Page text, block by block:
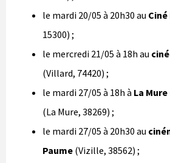
le mardi 20/05 à 20h30 au Ciné
15300) ;
le mercredi 21/05 à 18h au
(Villard, 74420) ;
le mardi 27/05 à 18h à La
(La Mure, 38269) ;
le mardi 27/05 à 20h30 au
Paume (Vizille, 38562) ;